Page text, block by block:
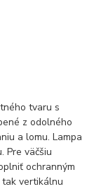
tvaru s
z odolného
a lomu. Lampa
Pre väčšiu
ochranným
vertikálnu